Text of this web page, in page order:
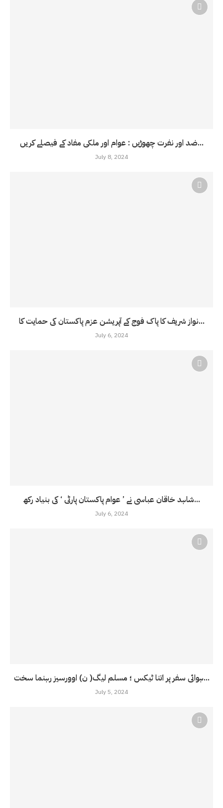
ضد اور نفرت چھوڑیں : عوام اور ملکی مفاد کے فیصلے کریں...
July 8, 2024
نواز شریف کا پاک فوج کے آپریشن عزم پاکستان کی حمایت کا...
July 6, 2024
شاہد خاقان عباسی نے ’ عوام پاکستان پارٹی ‘ کی بنیاد رکھ...
July 6, 2024
ہوائی سفر پر اتنا ٹیکس ؛ مسلم لیگ( ن) اوورسیز رہنما سخت...
July 5, 2024